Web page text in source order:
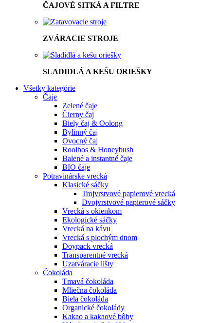
ČAJOVÉ SITKÁ A FILTRE
ZVÁRACIE STROJE
SLADIDLÁ A KEŠU ORIEŠKY
Všetky kategórie
Čaje
Zelené čaje
Čierny čaj
Biely čaj & Oolong
Bylinný čaj
Ovocný čaj
Rooibos & Honeybush
Balené a instantné čaje
BIO čaje
Potravinárske vrecká
Klasické sáčky
Trojvrstvové papierové vrecká
Dvojvrstvové papierové sáčky
Vrecká s okienkom
Ekologické sáčky
Vrecká na kávu
Vrecká s plochým dnom
Doypack vrecká
Transparentné vrecká
Uzatváracie lišty
Čokoláda
Tmavá čokoláda
Mliečna čokoláda
Biela čokoláda
Organické čokolády
Kakao a kakaové bôby